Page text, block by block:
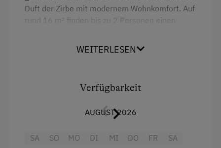
Geschirr vorhanden
Kaffeemaschine
Zentralheizung
Duft der Zirbe mit modernem Wohnkomfort. Auf
rund 16 m² finden bis zu 2 Personen einen
Morgensonne zu genießen.
gemütlicher Wohn- und Schlafbereich mit
WEITERLESEN
Verfügbarkeit
AUGUST 2026
SA
SO
MO
DI
MI
DO
FR
SA